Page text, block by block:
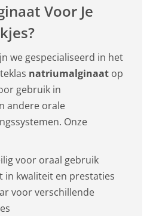
Voor Je
we gespecialiseerd in het
natriumalginaat op
gebruik in
andere orale
Onze
voor oraal gebruik
in kwaliteit en prestaties
voor verschillende